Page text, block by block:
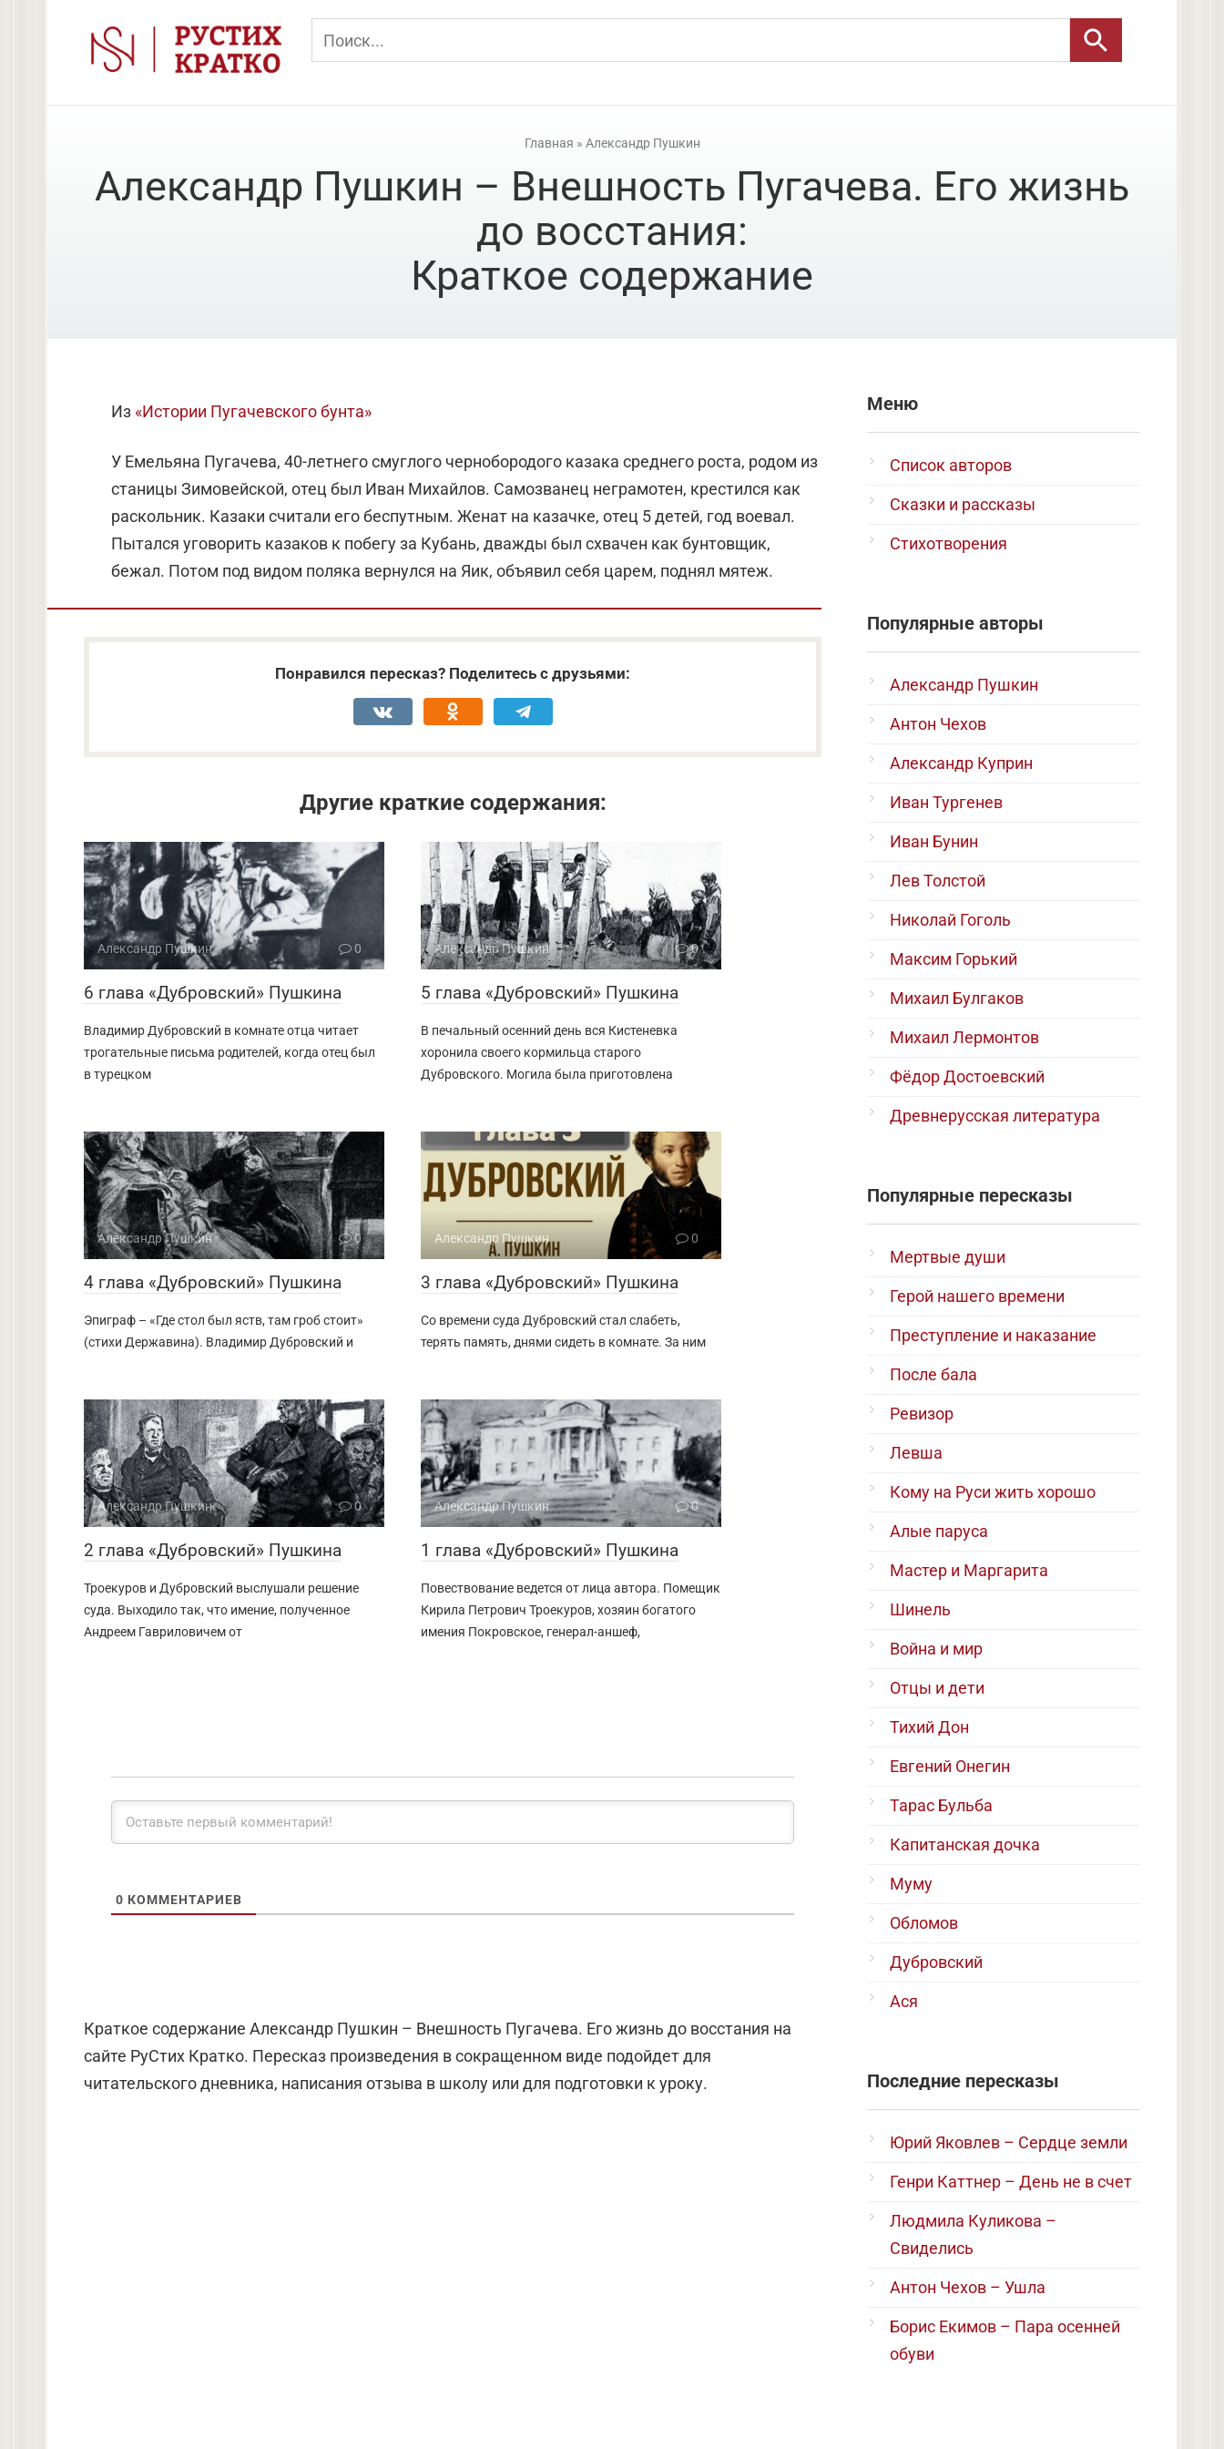
Главная » Александр Пушкин
Александр Пушкин – Внешность Пугачева. Его жизнь
до восстания:
Краткое содержание
Из «Истории Пугачевского бунта»
У Емельяна Пугачева, 40-летнего смуглого чернобородого казака среднего роста, родом из
станицы Зимовейской, отец был Иван Михайлов. Самозванец неграмотен, крестился как
раскольник. Казаки считали его беспутным. Женат на казачке, отец 5 детей, год воевал.
Пытался уговорить казаков к побегу за Кубань, дважды был схвачен как бунтовщик,
бежал. Потом под видом поляка вернулся на Яик, объявил себя царем, поднял мятеж.
Понравился пересказ? Поделитесь с друзьями:
Другие краткие содержания:
Александр Пушкин 0
6 глава «Дубровский» Пушкина
Владимир Дубровский в комнате отца читает
трогательные письма родителей, когда отец был
в турецком
Александр Пушкин 0
5 глава «Дубровский» Пушкина
В печальный осенний день вся Кистеневка
хоронила своего кормильца старого
Дубровского. Могила была приготовлена
Александр Пушкин 0
4 глава «Дубровский» Пушкина
Эпиграф – «Где стол был яств, там гроб стоит»
(стихи Державина). Владимир Дубровский и
Александр Пушкин 0
3 глава «Дубровский» Пушкина
Со времени суда Дубровский стал слабеть,
терять память, днями сидеть в комнате. За ним
Александр Пушкин 0
2 глава «Дубровский» Пушкина
Троекуров и Дубровский выслушали решение
суда. Выходило так, что имение, полученное
Андреем Гавриловичем от
Александр Пушкин 0
1 глава «Дубровский» Пушкина
Повествование ведется от лица автора. Помещик
Кирила Петрович Троекуров, хозяин богатого
имения Покровское, генерал-аншеф,
0 КОММЕНТАРИЕВ
Краткое содержание Александр Пушкин – Внешность Пугачева. Его жизнь до восстания на
сайте РуСтих Кратко. Пересказ произведения в сокращенном виде подойдет для
читательского дневника, написания отзыва в школу или для подготовки к уроку.
Меню
Список авторов
Сказки и рассказы
Стихотворения
Популярные авторы
Александр Пушкин
Антон Чехов
Александр Куприн
Иван Тургенев
Иван Бунин
Лев Толстой
Николай Гоголь
Максим Горький
Михаил Булгаков
Михаил Лермонтов
Фёдор Достоевский
Древнерусская литература
Популярные пересказы
Мертвые души
Герой нашего времени
Преступление и наказание
После бала
Ревизор
Левша
Кому на Руси жить хорошо
Алые паруса
Мастер и Маргарита
Шинель
Война и мир
Отцы и дети
Тихий Дон
Евгений Онегин
Тарас Бульба
Капитанская дочка
Муму
Обломов
Дубровский
Ася
Последние пересказы
Юрий Яковлев – Сердце земли
Генри Каттнер – День не в счет
Людмила Куликова –
Свиделись
Антон Чехов – Ушла
Борис Екимов – Пара осенней
обуви